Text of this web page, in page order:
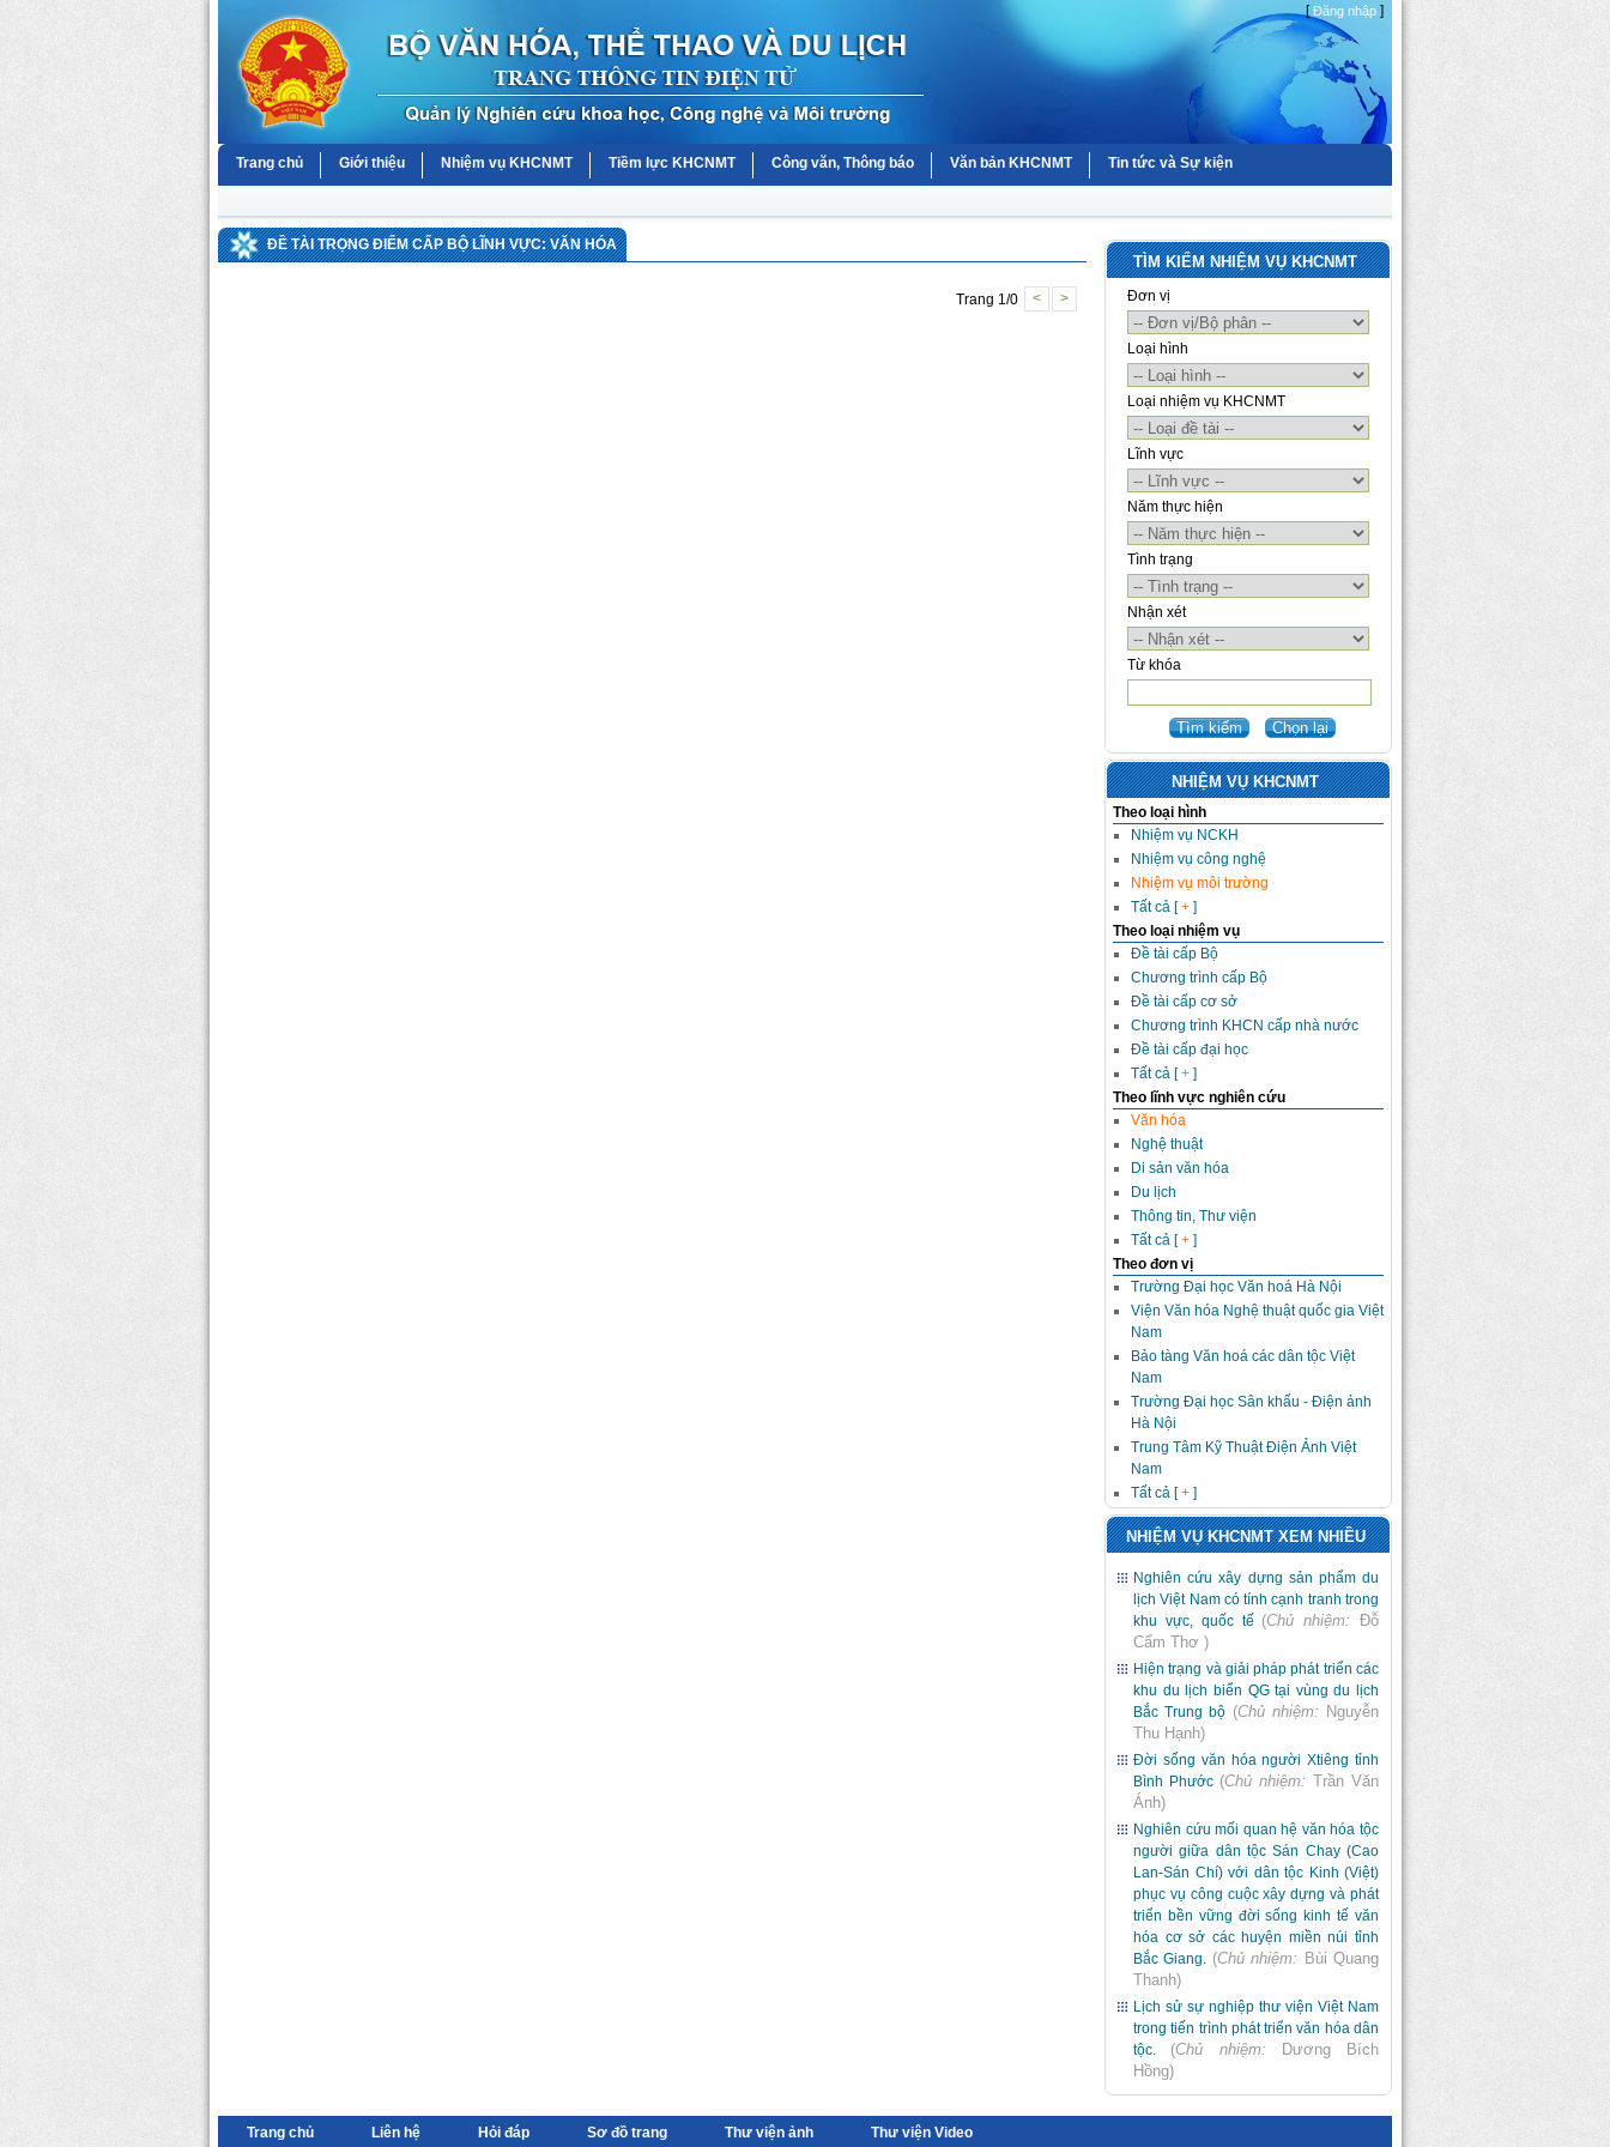
[Đăng nhập ]
Trang chủ Giới thiệu Nhiệm vụ KHCNMT Tiềm lực KHCNMT Công văn, Thông báo Văn bản KHCNMT Tin tức và Sự kiện
ĐỀ TÀI TRỌNG ĐIỂM CẤP BỘ LĨNH VỰC: VĂN HÓA
Trang 1/0 < >
TÌM KIẾM NHIỆM VỤ KHCNMT
Đơn vị
Loại hình
Loại nhiệm vụ KHCNMT
Lĩnh vực
Năm thực hiện
Tình trạng
Nhận xét
Từ khóa
NHIỆM VỤ KHCNMT
Theo loại hình
Nhiệm vụ NCKH
Nhiệm vụ công nghệ
Nhiệm vụ môi trường
Tất cả [+ ]
Theo loại nhiệm vụ
Đề tài cấp Bộ
Chương trình cấp Bộ
Đề tài cấp cơ sở
Chương trình KHCN cấp nhà nước
Đề tài cấp đại học
Tất cả [+ ]
Theo lĩnh vực nghiên cứu
Văn hóa
Nghệ thuật
Di sản văn hóa
Du lịch
Thông tin, Thư viện
Tất cả [+ ]
Theo đơn vị
Trường Đại học Văn hoá Hà Nội
Viện Văn hóa Nghệ thuật quốc gia Việt
Nam
Bảo tàng Văn hoá các dân tộc Việt
Nam
Trường Đại học Sân khấu - Điện ảnh
Hà Nội
Trung Tâm Kỹ Thuật Điện Ảnh Việt
Nam
Tất cả [+ ]
NHIỆM VỤ KHCNMT XEM NHIỀU
Nghiên cứu xây dựng sản phẩm du
lịch Việt Nam có tính cạnh tranh trong
khu vực, quốc tế (Chủ nhiệm:
Đỗ
Cẩm Thơ )
Hiện trạng và giải pháp phát triển các
khu du lịch biển QG tại vùng du lịch
Bắc Trung bộ (Chủ nhiệm: Nguyễn
Thu Hạnh)
Đời sống văn hóa người Xtiêng tỉnh
Bình Phước (Chủ nhiệm: Trần Văn
Ánh)
Nghiên cứu mối quan hệ văn hóa tộc
người giữa dân tộc Sán Chay (Cao
Lan-Sán Chí) với dân tộc Kinh (Việt)
phục vụ công cuộc xây dựng và phát
triển bền vững đời sống kinh tế văn
hóa cơ sở các huyện miền núi tỉnh
Bắc Giang. (Chủ nhiệm: Bùi Quang
Thanh)
Lịch sử sự nghiệp thư viện Việt Nam
trong tiến trình phát triển văn hóa dân
tộc.
(Chủ nhiệm:
Dương Bích
Hồng)
Trang chủ Liên hệ Hỏi đáp Sơ đồ trang Thư viện ảnh Thư viện Video